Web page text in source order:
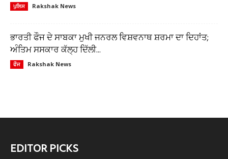
ਪੁਲਿਸ Rakshak News
ਭਾਰਤੀ ਫੌਜ ਦੇ ਸਾਬਕਾ ਮੁਖੀ ਜਨਰਲ ਵਿਸ਼ਵਨਾਥ ਸ਼ਰਮਾ ਦਾ ਦਿਹਾਂਤ;
ਅੰਤਿਮ ਸਸਕਾਰ ਕੱਲ੍ਹ ਦਿੱਲੀ...
ਫੌਜ Rakshak News
EDITOR PICKS